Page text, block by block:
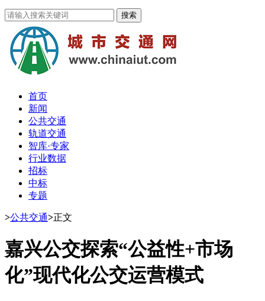
首页
新闻
公共交通
轨道交通
智库·专家
行业数据
招标
中标
专题
>公共交通>正文
嘉兴公交探索“公益性+市场
化”现代化公交运营模式